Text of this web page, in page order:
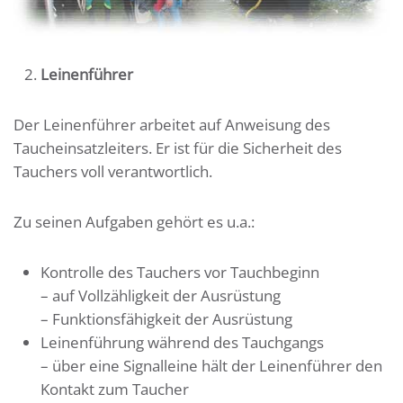
Leinenführer
Der Leinenführer arbeitet auf Anweisung des
Taucheinsatzleiters. Er ist für die Sicherheit des
Tauchers voll verantwortlich.
Zu seinen Aufgaben gehört es u.a.:
Kontrolle des Tauchers vor Tauchbeginn
– auf Vollzähligkeit der Ausrüstung
– Funktionsfähigkeit der Ausrüstung
Leinenführung während des Tauchgangs
– über eine Signalleine hält der Leinenführer den
Kontakt zum Taucher